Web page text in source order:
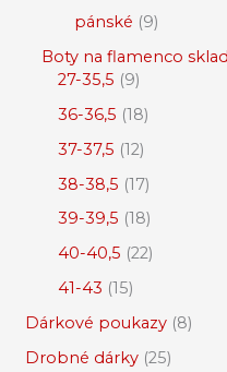
pánské 9
Boty na flamenco
27-35,5 9
36-36,5 18
37-37,5 12
38-38,5 17
39-39,5 18
40-40,5 22
41-43 15
Dárkové poukazy 8
Drobné dárky 25